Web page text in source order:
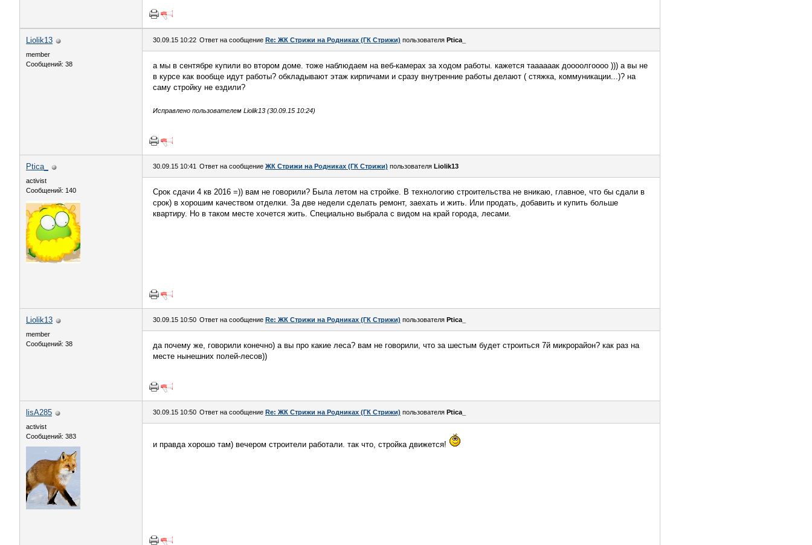
Liolik13
member
Сообщений: 38
30.09.15 10:22 Ответ на сообщение Re: ЖК Стрижи на Родниках (ГК Стрижи) пользователя Ptica_
а мы в сентябре купили во втором доме. тоже наблюдаем на веб-камерах за ходом работы. кажется таааааак доооолгоооо ))) а вы не
в курсе как вообще идут работы? обкладывают этаж кирпичами и сразу внутренние работы делают ( стяжка, коммуникации...)? на
саму стройку не ездили?
Исправлено пользователем Liolik13 (30.09.15 10:24)
Ptica_
activist
Сообщений: 140
30.09.15 10:41 Ответ на сообщение ЖК Стрижи на Родниках (ГК Стрижи) пользователя Liolik13
Срок сдачи 4 кв 2016 =)) вам не говорили? Была летом на стройке. В технологию строительства не вникаю, главное, что бы сдали в
срок) в хорошим качеством отделки. За две недели сделать ремонт, заехать и жить. Или продать, добавить и купить больше
квартиру. Но в таком месте хочется жить. Специально выбрала с видом на край города, лесами.
Liolik13
member
Сообщений: 38
30.09.15 10:50 Ответ на сообщение Re: ЖК Стрижи на Родниках (ГК Стрижи) пользователя Ptica_
да почему же, говорили конечно) а вы про какие леса? вам не говорили, что за шестым будет строиться 7й микрорайон? как раз на
месте нынешних полей-лесов))
lisA285
activist
Сообщений: 383
30.09.15 10:50 Ответ на сообщение Re: ЖК Стрижи на Родниках (ГК Стрижи) пользователя Ptica_
и правда хорошо там) вечером строители работали. так что, стройка движется!